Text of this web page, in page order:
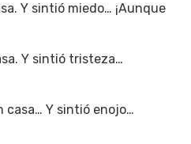
Y sintió miedo… ¡Aunque
Y sintió tristeza…
casa… Y sintió enojo…